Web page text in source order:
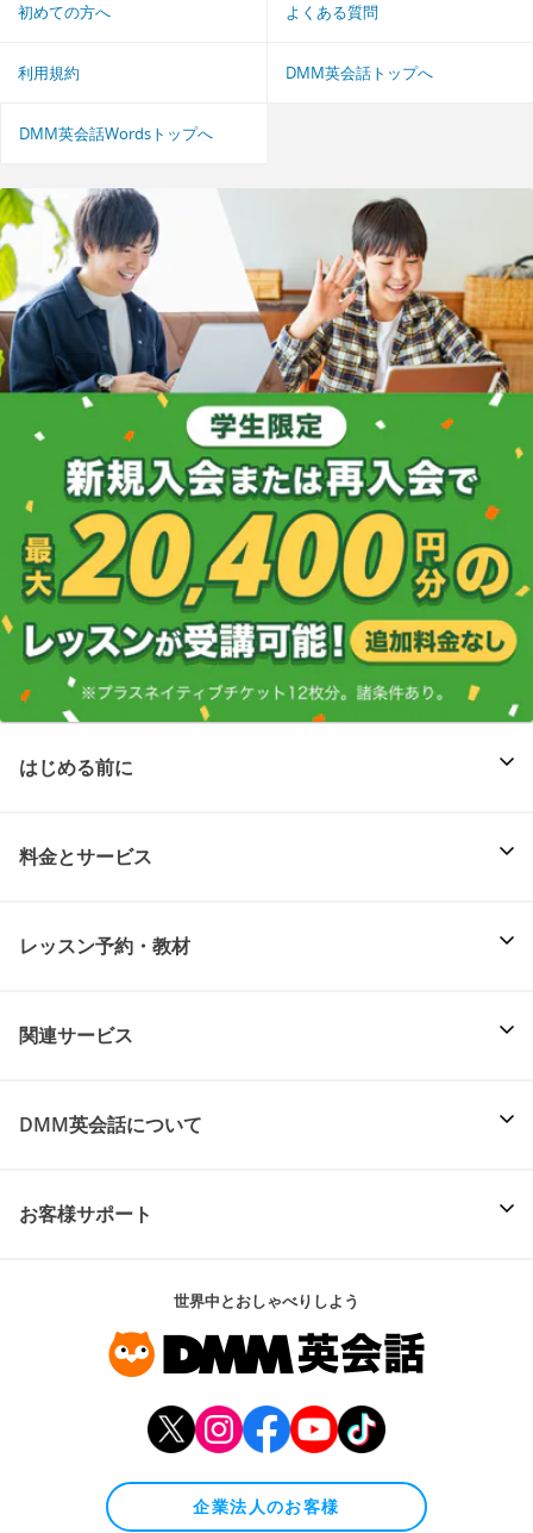
初めての方へ よくある質問
利用規約 DMM英会話トップへ
DMM英会話Wordsトップへ
はじめる前に
料金とサービス
レッスン予約・教材
関連サービス
DMM英会話について
お客様サポート
世界中とおしゃべりしよう
企業法人のお客様